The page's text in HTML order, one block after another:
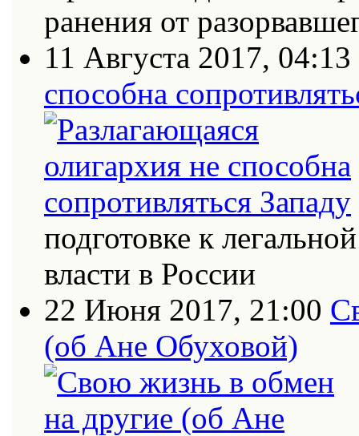
ранения от
11 Августа 2017, 04:13
способна
подготовке к
власти в России
22 Июня 2017, 21:00
(об Ане Обуховой)